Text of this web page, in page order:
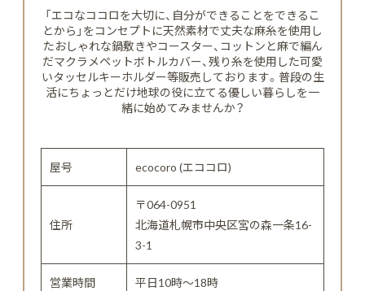
「エコなココロを大切に、自分ができることをできるこ
とから」をコンセプトに天然素材で丈夫な麻糸を使用し
たおしゃれな鍋敷きやコースター、コットンと麻で編ん
だマクラメペットボトルカバー、残り糸を使用した可愛
いタッセルキーホルダー等販売しております。普段の生
活にちょっとだけ地球の役に立てる優しい暮らしを一
緒に始めてみませんか？
屋号 ecocoro (エココロ)
住所
〒064-0951
北海道札幌市中央区宮の森一条16-
3-1
営業時間 平日10時～18時